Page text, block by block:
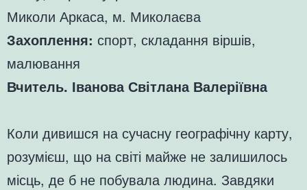
Миколи Аркаса, м. Миколаєва
Захоплення: спорт, складання віршів,
малювання
Вчитель. Іванова Світлана Валеріївна
Коли дивишся на сучасну географічну карту,
розумієш, що на світі майже не залишилось
місць, де б не побувала людина. Завдяки